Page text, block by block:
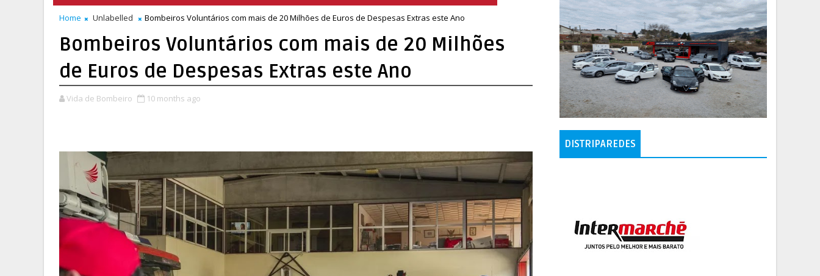
Home Unlabelled Bombeiros Voluntários com mais de 20 Milhões de Euros de Despesas Extras este Ano
Bombeiros Voluntários com mais de 20 Milhões
de Euros de Despesas Extras este Ano
Vida de Bombeiro 10 months ago
DISTRIPAREDES